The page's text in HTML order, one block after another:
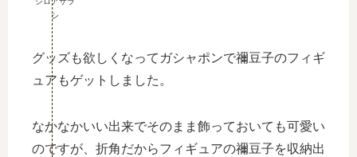
シ
グッズも欲しくなってガシャポンで禰󠄀豆子のフィギ
ュアもゲットしました。
なかなかいい出来でそのまま飾っておいても可愛い
のですが、折角だからフィギュアの禰󠄀豆子を収納出